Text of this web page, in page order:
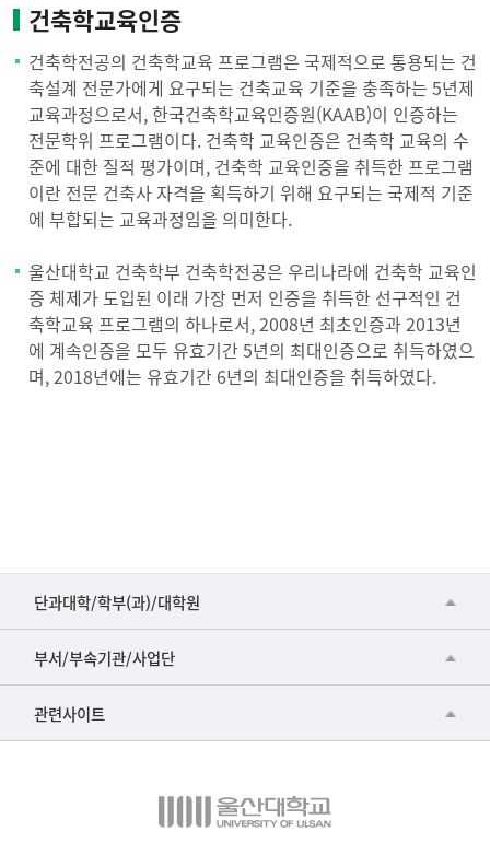
건축학교육인증
건축학전공의 건축학교육 프로그램은 국제적으로 통용되는 건
축설계 전문가에게 요구되는 건축교육 기준을 충족하는 5년제
교육과정으로서, 한국건축학교육인증원(KAAB)이 인증하는
전문학위 프로그램이다. 건축학 교육인증은 건축학 교육의 수
준에 대한 질적 평가이며, 건축학 교육인증을 취득한 프로그램
이란 전문 건축사 자격을 획득하기 위해 요구되는 국제적 기준
에 부합되는 교육과정임을 의미한다.
울산대학교 건축학부 건축학전공은 우리나라에 건축학 교육인
증 체제가 도입된 이래 가장 먼저 인증을 취득한 선구적인 건
축학교육 프로그램의 하나로서, 2008년 최초인증과 2013년
에 계속인증을 모두 유효기간 5년의 최대인증으로 취득하였으
며, 2018년에는 유효기간 6년의 최대인증을 취득하였다.
단과대학/학부(과)/대학원
■인문대학
▷국어국문학부
▷일본어·일본학과
▷프랑스어·프랑스학과
부서/부속기관/사업단
공동기기센터
공학교육혁신센터
관련사이트
건강가정지원센터
교수협의회